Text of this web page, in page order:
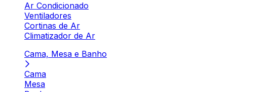
Ar Condicionado
Ventiladores
Cortinas de Ar
Climatizador de Ar
Cama, Mesa e Banho
Cama
Mesa